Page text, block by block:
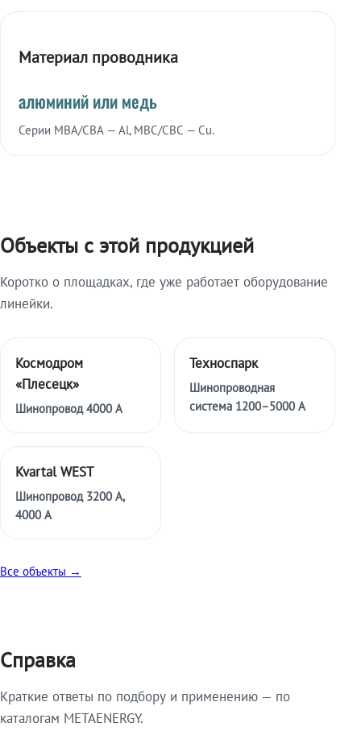
Материал проводника
алюминий или медь
Серии МВА/СВА — Al, МВС/СВС — Cu.
Объекты с этой продукцией
Коротко о площадках, где уже работает оборудование
линейки.
Космодром
«Плесецк»
Шинопровод 4000 А
Техноспарк
Шинопроводная
система 1200–5000 А
Kvartal WEST
Шинопровод 3200 А,
4000 А
Все объекты →
Справка
Краткие ответы по подбору и применению — по
каталогам METAENERGY.